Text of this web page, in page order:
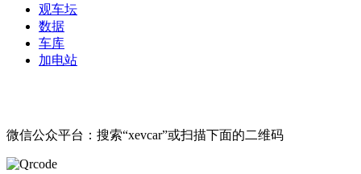
观车坛
数据
车库
加电站
微信公众平台：搜索“xevcar”或扫描下面的二维码